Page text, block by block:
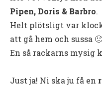
Pipen, Doris & Barbro.
Helt plötsligt var
att gå hem och sussa 🙂
En så rackarns mysig
Just ja! Ni ska ju få en